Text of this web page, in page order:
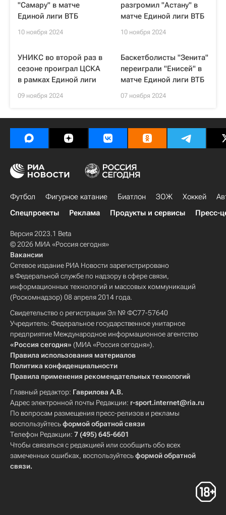
"Самару" в матче
Единой лиги ВТБ
10 ноября 2024
разгромил "Астану" в
матче Единой лиги ВТБ
10 ноября 2024
УНИКС во второй раз в
сезоне проиграл ЦСКА
в рамках Единой лиги
09 ноября 2024
Баскетболисты "Зенита"
переиграли "Енисей" в
матче Единой лиги ВТБ
07 ноября 2024
Футбол Фигурное катание Биатлон ЗОЖ Хоккей
Спецпроекты
Реклама Продукты и сервисы Пресс-
Версия 2023.1 Beta
© 2026 МИА «Россия сегодня»
Вакансии
Сетевое издание РИА Новости зарегистрировано
в Федеральной службе по надзору в сфере связи,
информационных технологий и массовых коммуникаций
(Роскомнадзор) 08 апреля 2014 года.
Свидетельство о регистрации Эл № ФС77-57640
Учредитель: Федеральное государственное унитарное
предприятие Международное информационное агентство
«Россия сегодня» (МИА «Россия сегодня»).
Правила использования материалов
Политика конфиденциальности
Правила применения рекомендательных технологий
Главный редактор: Гаврилова А.В.
Адрес электронной почты Редакции: r-sport.internet@ria.ru
По вопросам размещения пресс-релизов и рекламы
воспользуйтесьформой обратной связи
Телефон Редакции: 7 (495) 645-6601
Чтобы связаться с редакцией или сообщить обо всех
замеченных ошибках, воспользуйтесьформой обратной
связи.